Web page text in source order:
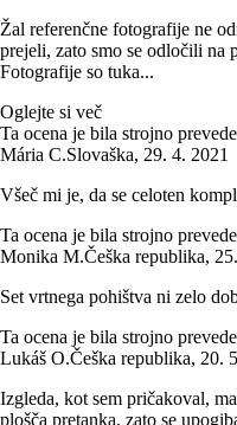
Žal referenčne fotografije ne
prejeli, zato smo se odločili na
Fotografije so tuka...
Oglejte si več
Ta ocena je bila strojno
Mária C.Slovaška, 29. 4. 2021
Všeč mi je, da se celoten
Ta ocena je bila strojno
Monika M.Češka republika,
Set vrtnega pohištva ni zelo
Ta ocena je bila strojno
Lukáš O.Češka republika, 20.
Izgleda, kot sem pričakoval,
plošča pretanka, zato se